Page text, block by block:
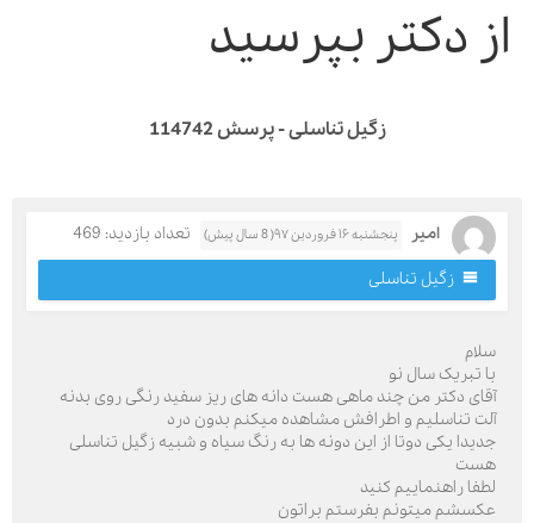
دکتر بپرسید
زگیل تناسلی - پرسش 114742
امیر پنجشنبه ۱۶ فروردین ۹۷( 8 سال پیش)
تعداد بازدید: 469
زگیل تناسلی
تبریک سال نو
دکتر من چند ماهی هست دانه های ریز سفید رنگی روی بدنه
تناسلیم و اطرافش مشاهده میکنم بدون درد
یکی دوتا از این دونه ها به رنگ سیاه و شبیه زگیل تناسلی
راهنماییم کنید
میتونم بفرستم براتون